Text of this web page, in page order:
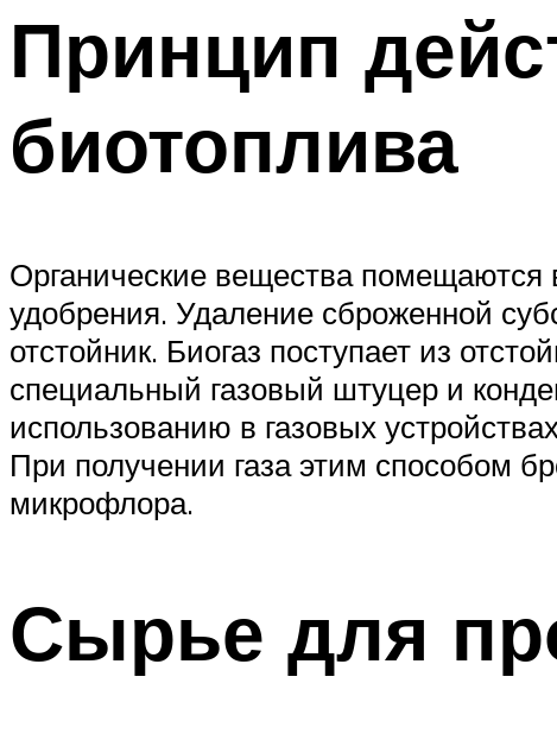
Принцип
биотоплива
Органические вещества помещаются
удобрения. Удаление сброженной
отстойник. Биогаз поступает из
специальный газовый штуцер и
использованию в газовых
При получении газа этим способом
микрофлора.
Сырье для